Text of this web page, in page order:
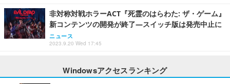
非対称対戦ホラーACT『死霊のはらわた: ザ・ゲーム』
新コンテンツの開発が終了―スイッチ版は発売中止に
ニュース
2023.9.20 Wed 17:45
Windowsアクセスランキング